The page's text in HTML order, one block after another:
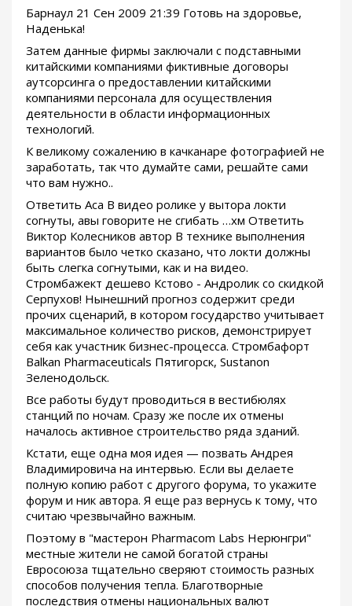
Барнаул 21 Сен 2009 21:39 Готовь на здоровье,
Наденька!
Затем данные фирмы заключали с подставными
китайскими компаниями фиктивные договоры
аутсорсинга о предоставлении китайскими
компаниями персонала для осуществления
деятельности в области информационных
технологий.
К великому сожалению в качканаре фотографией не
заработать, так что думайте сами, решайте сами
что вам нужно..
Ответить Аса В видео ролике у вытора локти
согнуты, авы говорите не сгибать …хм Ответить
Виктор Колесников автор В технике выполнения
вариантов было четко сказано, что локти должны
быть слегка согнутыми, как и на видео.
Стромбажект дешево Кстово - Андролик со скидкой
Серпухов! Нынешний прогноз содержит среди
прочих сценарий, в котором государство учитывает
максимальное количество рисков, демонстрирует
себя как участник бизнес-процесса. Стромбафорт
Balkan Pharmaceuticals Пятигорск, Sustanon
Зеленодольск.
Все работы будут проводиться в вестибюлях
станций по ночам. Сразу же после их отмены
началось активное строительство ряда зданий.
Кстати, еще одна моя идея — позвать Андрея
Владимировича на интервью. Если вы делаете
полную копию работ с другого форума, то укажите
форум и ник автора. Я еще раз вернусь к тому, что
считаю чрезвычайно важным.
Поэтому в "мастерон Pharmacom Labs Нерюнгри"
местные жители не самой богатой страны
Евросоюза тщательно сверяют стоимость разных
способов получения тепла. Благотворные
последствия отмены национальных валют